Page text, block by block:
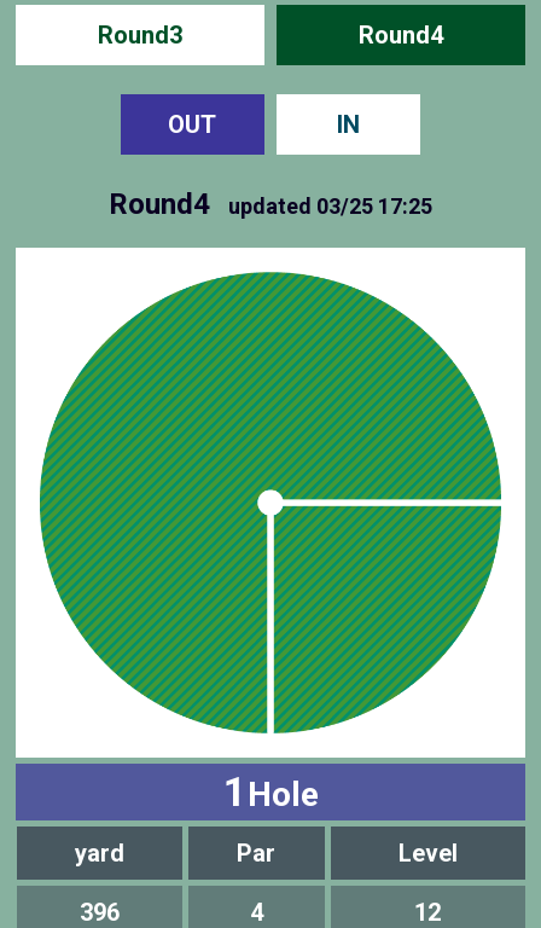
Round3 Round4
OUT IN
Round4 updated 03/25 17:25
1 Hole
yard Par Level
396 4 12